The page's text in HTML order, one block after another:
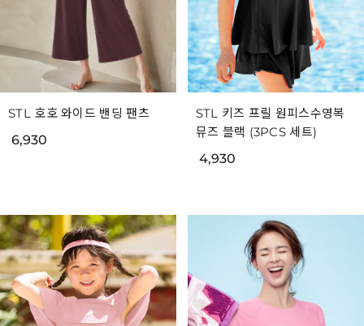
STL 호호 와이드 밴딩 팬츠
6,930
STL 키즈 프릴 원피스수영복
뮤즈 블랙 (3PCS 세트)
4,930